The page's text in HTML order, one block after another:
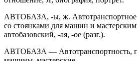
АВТОБАЗА, -ы, ж. Автотранспортное
со стоянками для машин и
автобазовский, -ая, -ое (разг.).
АВТОБАЗА — Автотранспортность,